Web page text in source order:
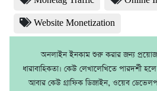
Website Monetization
অনলাইন ইনকাম শুরু করার জন্য প্রয়োজন
ধারাবাহিকতা। কেউ লেখালেখিতে পারদর্শী
আবার কেউ গ্রাফিক ডিজাইন, ওয়েব